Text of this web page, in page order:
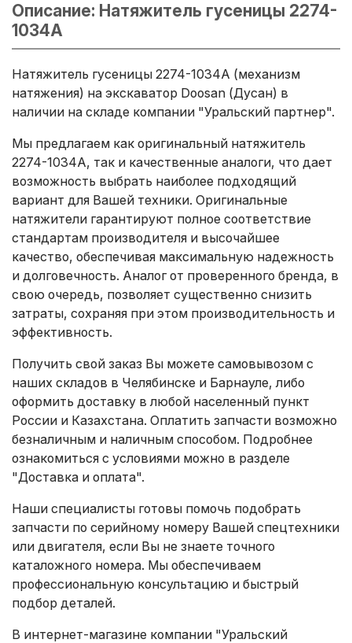
Описание: Натяжитель гусеницы 2274-
1034A
Натяжитель гусеницы 2274-1034A (механизм
натяжения) на экскаватор Doosan (Дусан) в
наличии на складе компании "Уральский партнер".
Мы предлагаем как оригинальный натяжитель
2274-1034A, так и качественные аналоги, что дает
возможность выбрать наиболее подходящий
вариант для Вашей техники. Оригинальные
натяжители гарантируют полное соответствие
стандартам производителя и высочайшее
качество, обеспечивая максимальную надежность
и долговечность. Аналог от проверенного бренда, в
свою очередь, позволяет существенно снизить
затраты, сохраняя при этом производительность и
эффективность.
Получить свой заказ Вы можете самовывозом с
наших складов в Челябинске и Барнауле, либо
оформить доставку в любой населенный пункт
России и Казахстана. Оплатить запчасти возможно
безналичным и наличным способом. Подробнее
ознакомиться с условиями можно в разделе
"Доставка и оплата".
Наши специалисты готовы помочь подобрать
запчасти по серийному номеру Вашей спецтехники
или двигателя, если Вы не знаете точного
каталожного номера. Мы обеспечиваем
профессиональную консультацию и быстрый
подбор деталей.
В интернет-магазине компании "Уральский